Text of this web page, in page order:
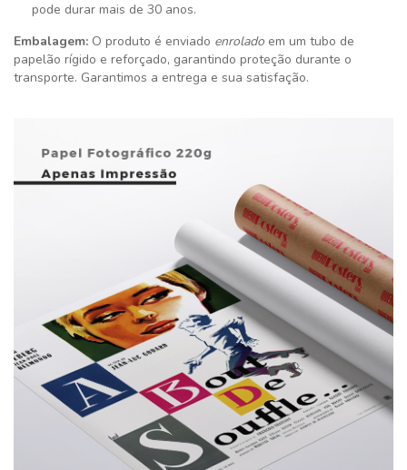
pode durar mais de 30 anos.
Embalagem: O produto é enviado enrolado em um tubo de
papelão rígido e reforçado, garantindo proteção durante o
transporte. Garantimos a entrega e sua satisfação.